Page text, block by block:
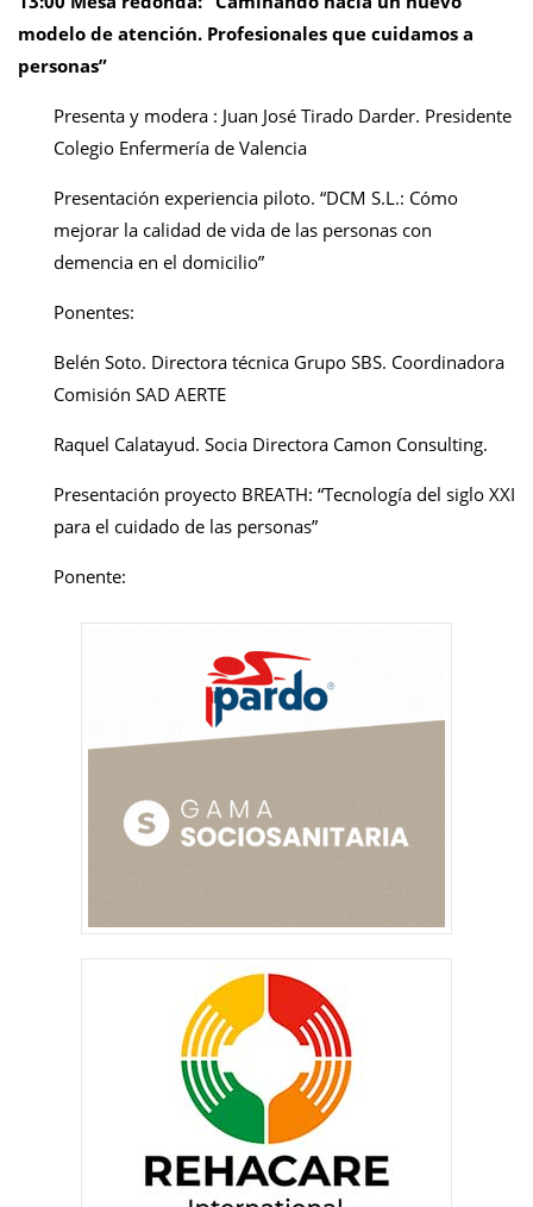
modelo de atención. Profesionales que cuidamos a
personas”
Presenta y modera : Juan José Tirado Darder. Presidente
Colegio Enfermería de Valencia
Presentación experiencia piloto. “DCM S.L.: Cómo
mejorar la calidad de vida de las personas con
demencia en el domicilio”
Ponentes:
Belén Soto. Directora técnica Grupo SBS. Coordinadora
Comisión SAD AERTE
Raquel Calatayud. Socia Directora Camon Consulting.
Presentación proyecto BREATH: “Tecnología del siglo XXI
para el cuidado de las personas”
Ponente: